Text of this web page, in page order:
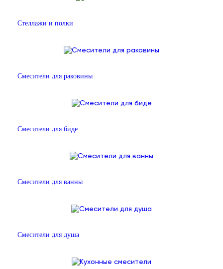
Стеллажи и полки
Смесители для раковины
Смесители для биде
Смесители для ванны
Смесители для душа